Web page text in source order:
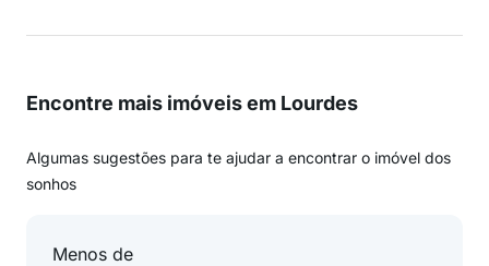
Encontre mais imóveis em Lourdes
Algumas sugestões para te ajudar a encontrar o imóvel dos
sonhos
Menos de